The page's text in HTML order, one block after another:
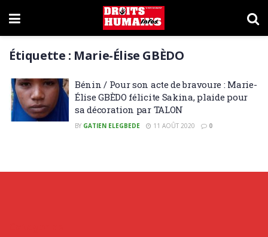
Étiquette : Marie-Élise GBÈDO
Bénin / Pour son acte de bravoure : Marie-
Élise GBÈDO félicite Sakina, plaide pour
sa décoration par TALON
BY GATIEN ELEGBEDE 11 AOÛT 2020 0